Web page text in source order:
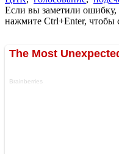
Если вы заметили ошибку,
нажмите Ctrl+Enter, чтобы